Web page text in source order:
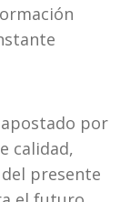
por
calidad,
presente